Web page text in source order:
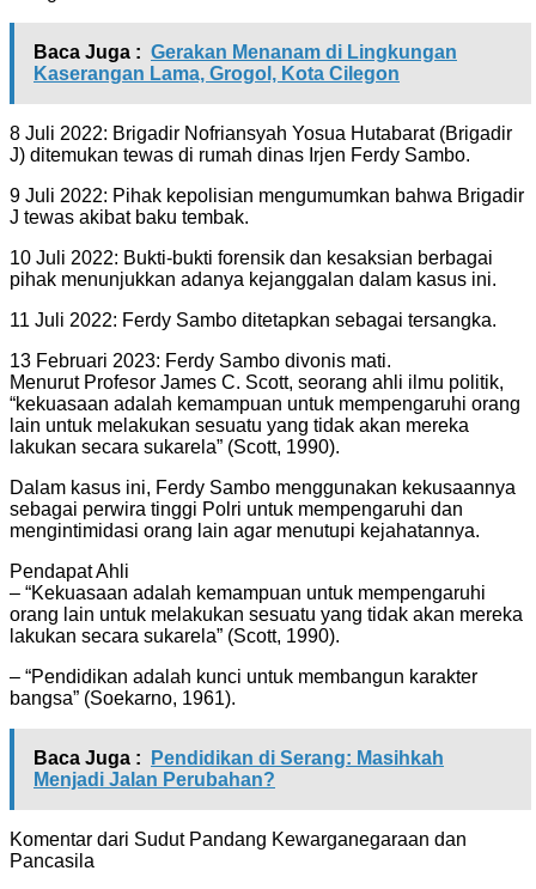
Baca Juga : Gerakan Menanam di Lingkungan
Kaserangan Lama, Grogol, Kota Cilegon
8 Juli 2022: Brigadir Nofriansyah Yosua Hutabarat (Brigadir
J) ditemukan tewas di rumah dinas Irjen Ferdy Sambo.
9 Juli 2022: Pihak kepolisian mengumumkan bahwa Brigadir
J tewas akibat baku tembak.
10 Juli 2022: Bukti-bukti forensik dan kesaksian berbagai
pihak menunjukkan adanya kejanggalan dalam kasus ini.
11 Juli 2022: Ferdy Sambo ditetapkan sebagai tersangka.
13 Februari 2023: Ferdy Sambo divonis mati.
Menurut Profesor James C. Scott, seorang ahli ilmu politik,
“kekuasaan adalah kemampuan untuk mempengaruhi orang
lain untuk melakukan sesuatu yang tidak akan mereka
lakukan secara sukarela” (Scott, 1990).
Dalam kasus ini, Ferdy Sambo menggunakan kekusaannya
sebagai perwira tinggi Polri untuk mempengaruhi dan
mengintimidasi orang lain agar menutupi kejahatannya.
Pendapat Ahli
– “Kekuasaan adalah kemampuan untuk mempengaruhi
orang lain untuk melakukan sesuatu yang tidak akan mereka
lakukan secara sukarela” (Scott, 1990).
– “Pendidikan adalah kunci untuk membangun karakter
bangsa” (Soekarno, 1961).
Baca Juga :
Pendidikan di Serang: Masihkah
Menjadi Jalan Perubahan?
Komentar dari Sudut Pandang Kewarganegaraan dan
Pancasila